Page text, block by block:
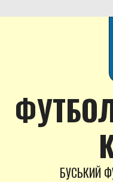
to
БУСЬКИЙ